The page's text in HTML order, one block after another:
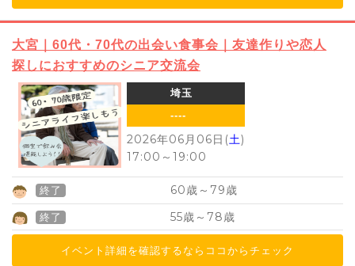
大宮｜60代・70代の出会い食事会｜友達作りや恋人
探しにおすすめのシニア交流会
埼玉
----
2026年06月06日(土)
17:00 ～ 19:00
終了 60歳～ 79歳
終了 55歳～ 78歳
イベント詳細を確認するならココからチェック